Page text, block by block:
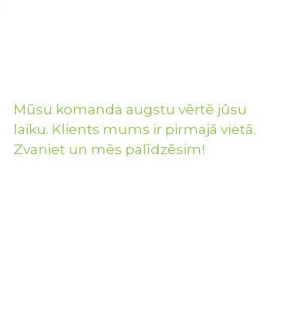
Mūsu komanda augstu vērtē jūsu
laiku. Klients mums ir pirmajā vietā.
Zvaniet un mēs palīdzēsim!